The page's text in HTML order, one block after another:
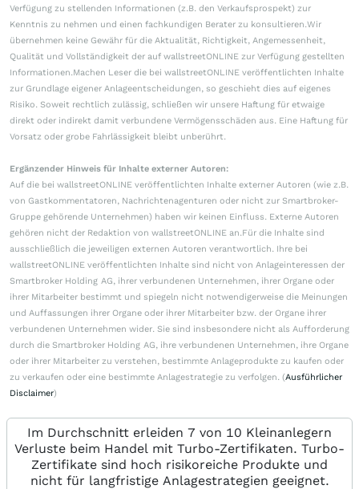
Verfügung zu stellenden Informationen (z.B. den Verkaufsprospekt) zur
Kenntnis zu nehmen und einen fachkundigen Berater zu konsultieren.Wir
übernehmen keine Gewähr für die Aktualität, Richtigkeit, Angemessenheit,
Qualität und Vollständigkeit der auf wallstreetONLINE zur Verfügung gestellten
Informationen.Machen Leser die bei wallstreetONLINE veröffentlichten Inhalte
zur Grundlage eigener Anlageentscheidungen, so geschieht dies auf eigenes
Risiko. Soweit rechtlich zulässig, schließen wir unsere Haftung für etwaige
direkt oder indirekt damit verbundene Vermögensschäden aus. Eine Haftung für
Vorsatz oder grobe Fahrlässigkeit bleibt unberührt.
Ergänzender Hinweis für Inhalte externer Autoren:
Auf die bei wallstreetONLINE veröffentlichten Inhalte externer Autoren (wie z.B.
von Gastkommentatoren, Nachrichtenagenturen oder nicht zur Smartbroker-
Gruppe gehörende Unternehmen) haben wir keinen Einfluss. Externe Autoren
gehören nicht der Redaktion von wallstreetONLINE an.Für die Inhalte sind
ausschließlich die jeweiligen externen Autoren verantwortlich. Ihre bei
wallstreetONLINE veröffentlichten Inhalte sind nicht von Anlageinteressen der
Smartbroker Holding AG, ihrer verbundenen Unternehmen, ihrer Organe oder
ihrer Mitarbeiter bestimmt und spiegeln nicht notwendigerweise die Meinungen
und Auffassungen ihrer Organe oder ihrer Mitarbeiter bzw. der Organe ihrer
verbundenen Unternehmen wider. Sie sind insbesondere nicht als Aufforderung
durch die Smartbroker Holding AG, ihre verbundenen Unternehmen, ihre Organe
oder ihrer Mitarbeiter zu verstehen, bestimmte Anlageprodukte zu kaufen oder
zu verkaufen oder eine bestimmte Anlagestrategie zu verfolgen. (Ausführlicher
Disclaimer)
Im Durchschnitt erleiden 7 von 10 Kleinanlegern
Verluste beim Handel mit Turbo-Zertifikaten. Turbo-
Zertifikate sind hoch risikoreiche Produkte und
nicht für langfristige Anlagestrategien geeignet.